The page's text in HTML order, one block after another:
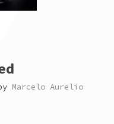
Marcelo Aurelio